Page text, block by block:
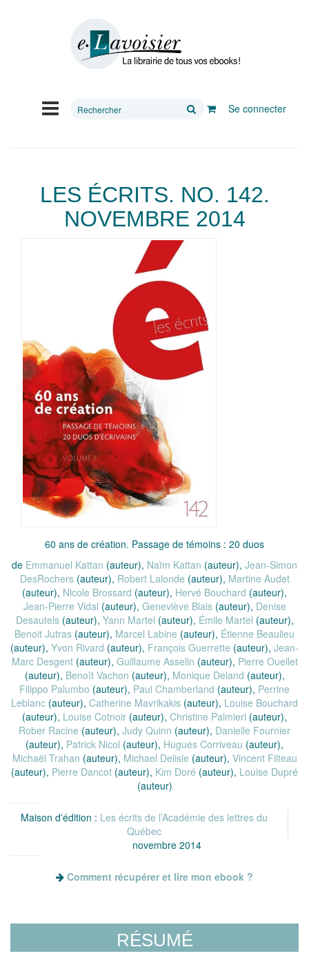
Rechercher
Se connecter
LES ÉCRITS. NO. 142.
NOVEMBRE 2014
60 ans de création. Passage de témoins : 20 duos
de Emmanuel Kattan (auteur), Naïm Kattan (auteur), Jean-Simon
DesRochers(auteur), Robert Lalonde (auteur), Martine Audet
(auteur), Nicole Brossard (auteur), Hervé Bouchard (auteur),
Jean-Pierre Vidal (auteur), Geneviève Blais(auteur), Denise
Desautels(auteur), Yann Martel (auteur), Émile Martel (auteur),
Benoit Jutras (auteur), Marcel Labine (auteur), Étienne Beaulieu
(auteur), Yvon Rivard (auteur), François Guerrette (auteur), Jean-
Marc Desgent(auteur), Guillaume Asselin (auteur), Pierre Ouellet
(auteur), Benoît Vachon (auteur), Monique Deland (auteur),
Filippo Palumbo (auteur), Paul Chamberland (auteur), Perrine
Leblanc (auteur), Catherine Mavrikakis (auteur), Louise Bouchard
(auteur), Louise Cotnoir (auteur), Christine Palmieri (auteur),
Rober Racine (auteur), Judy Quinn (auteur), Danielle Fournier
(auteur), Patrick Nicol (auteur), Hugues Corriveau (auteur),
Michaël Trahan (auteur), Michael Delisle (auteur), Vincent Filteau
(auteur), Pierre Dancot (auteur), Kim Doré (auteur), Louise Dupré
(auteur)
Maison d'édition : Les écrits de l’Académie des lettres du
Québec
novembre 2014
Comment récupérer et lire mon ebook ?
RÉSUMÉ